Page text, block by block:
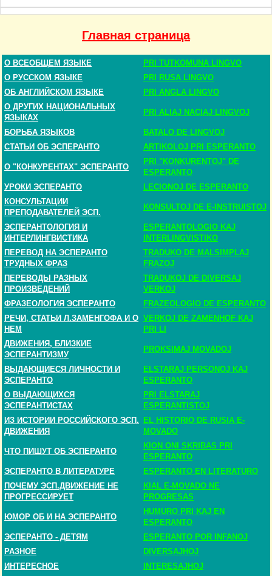
Главная страница
О ВСЕОБЩЕМ ЯЗЫКЕ
PRI TUTKOMUNA LINGVO
О РУССКОМ ЯЗЫКЕ
PRI RUSA LINGVO
ОБ АНГЛИЙСКОМ ЯЗЫКЕ
PRI ANGLA LINGVO
О ДРУГИХ НАЦИОНАЛЬНЫХ
ЯЗЫКАХ
PRI ALIAJ NACIAJ LINGVOJ
БОРЬБА ЯЗЫКОВ
BATALO DE LINGVOJ
СТАТЬИ ОБ ЭСПЕРАНТО
ARTIKOLOJ PRI ESPERANTO
О "КОНКУРЕНТАХ" ЭСПЕРАНТО
PRI "KONKURENTOJ" DE
ESPERANTO
УРОКИ ЭСПЕРАНТО
LECIONOJ DE ESPERANTO
КОНСУЛЬТАЦИИ
ПРЕПОДАВАТЕЛЕЙ ЭСП.
KONSULTOJ DE E-INSTRUISTOJ
ЭСПЕРАНТОЛОГИЯ И
ИНТЕРЛИНГВИСТИКА
ESPERANTOLOGIO KAJ
INTERLINGVISTIKO
ПЕРЕВОД НА ЭСПЕРАНТО
ТРУДНЫХ ФРАЗ
TRADUKO DE MALSIMPLAJ
FRAZOJ
ПЕРЕВОДЫ РАЗНЫХ
ПРОИЗВЕДЕНИЙ
TRADUKOJ DE DIVERSAJ
VERKOJ
ФРАЗЕОЛОГИЯ ЭСПЕРАНТО
FRAZEOLOGIO DE ESPERANTO
РЕЧИ, СТАТЬИ Л.ЗАМЕНГОФА И О
НЕМ
VERKOJ DE ZAMENHOF KAJ
PRI LI
ДВИЖЕНИЯ, БЛИЗКИЕ
ЭСПЕРАНТИЗМУ
PROKSIMAJ MOVADOJ
ВЫДАЮЩИЕСЯ ЛИЧНОСТИ И
ЭСПЕРАНТО
ELSTARAJ PERSONOJ KAJ
ESPERANTO
О ВЫДАЮЩИХСЯ
ЭСПЕРАНТИСТАХ
PRI ELSTARAJ
ESPERANTISTOJ
ИЗ ИСТОРИИ РОССИЙСКОГО ЭСП.
ДВИЖЕНИЯ
EL HISTORIO DE RUSIA E-
MOVADO
ЧТО ПИШУТ ОБ ЭСПЕРАНТО
KION ONI SKRIBAS PRI
ESPERANTO
ЭСПЕРАНТО В ЛИТЕРАТУРЕ
ESPERANTO EN LITERATURO
ПОЧЕМУ ЭСП.ДВИЖЕНИЕ НЕ
ПРОГРЕССИРУЕТ
KIAL E-MOVADO NE
PROGRESAS
ЮМОР ОБ И НА ЭСПЕРАНТО
HUMURO PRI KAJ EN
ESPERANTO
ЭСПЕРАНТО - ДЕТЯМ
ESPERANTO POR INFANOJ
РАЗНОЕ
DIVERSAJHOJ
ИНТЕРЕСНОЕ
INTERESAJHOJ